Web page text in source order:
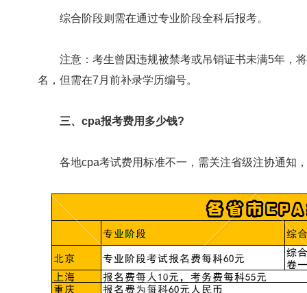
综合阶段则需在通过专业阶段全科后报考。
注意：考生曾因违规被禁考或吊销证书未满5年，将
名，但需在7月前补录学历编号。
三、cpa报考费用多少钱?
各地cpa考试费用标准不一，需关注省级注协通知